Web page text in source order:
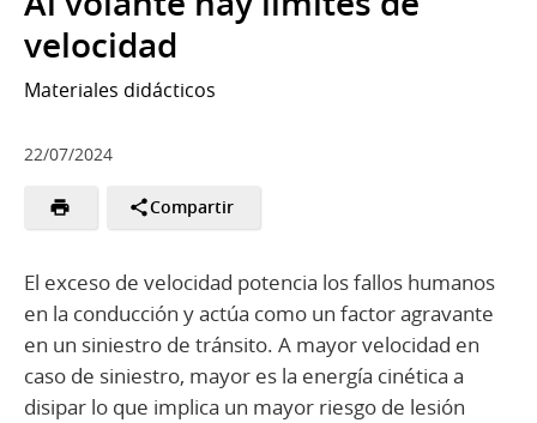
velocidad
Materiales didácticos
22/07/2024
Compartir
El exceso de velocidad potencia los fallos humanos
en la conducción y actúa como un factor agravante
en un siniestro de tránsito. A mayor velocidad en
caso de siniestro, mayor es la energía cinética a
disipar lo que implica un mayor riesgo de lesión